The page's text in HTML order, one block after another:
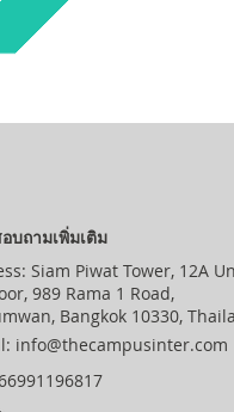
บถามเพิ่มเติม
Siam Piwat Tower, 12A
989 Rama 1 Road,
Bangkok 10330,
info@thecampusinter.com